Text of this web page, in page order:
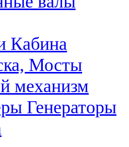
Кабина
Мосты
механизм
Генераторы